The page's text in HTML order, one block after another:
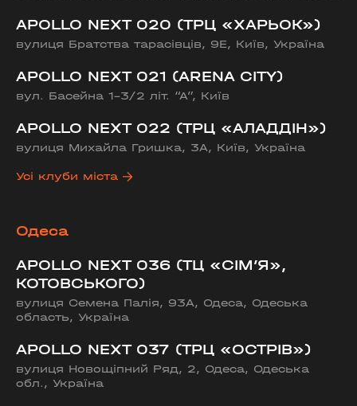
APOLLO NEXT 020 (ТРЦ «ХАРЬОК»)
вулиця Братства тарасівців, 9Е, Київ, Україна
APOLLO NEXT 021 (ARENA CITY)
вул. Басейна 1-3/2 літ. “А”, Київ
APOLLO NEXT 022 (ТРЦ «АЛАДДІН»)
вулиця Михайла Гришка, 3А, Київ, Україна
Усі клуби міста
Одеса
APOLLO NEXT 036 (ТЦ «СІМ’Я»,
КОТОВСЬКОГО)
вулиця Семена Палія, 93А, Одеса, Одеська
область, Україна
APOLLO NEXT 037 (ТРЦ «ОСТРІВ»)
вулиця Новощіпний Ряд, 2, Одеса, Одеська
обл., Україна